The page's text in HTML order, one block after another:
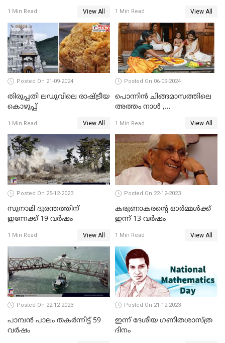
ബലവും ദൗർബല്യവും
1 Min Read View All 1 Min Read View All
Posted On 21-09-2024
തിരുപ്പതി ലഡുവിലെ രാഷ്ട്രീയ
കൊഴുപ്പ്
1 Min Read View All
Posted On 06-09-2024
പൊന്നിന്‍ ചിങ്ങമാസത്തിലെ
അത്തം നാള്‍ ,
വരവേല്‍ക്കാനൊരുങ്ങി
മലയാളക്കര
1 Min Read View All
Posted On 25-12-2023
സുനാമി ദുരന്തത്തിന്
ഇന്നേക്ക് 19 വര്‍ഷം
1 Min Read View All
Posted On 22-12-2023
കരുണാകരന്റെ ഓര്‍മ്മള്‍ക്ക്
ഇന്ന് 13 വര്‍ഷം
1 Min Read View All
Posted On 22-12-2023
പാമ്പന്‍ പാലം തകര്‍ന്നിട്ട് 59
വര്‍ഷം
Posted On 21-12-2023
ഇന്ന് ദേശീയ ഗണിതശാസ്ത്ര
ദിനം